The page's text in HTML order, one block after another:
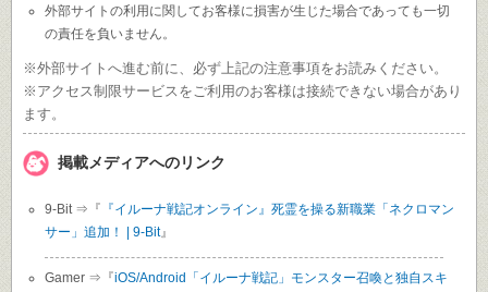
外部サイトの利用に関してお客様に損害が生じた場合であっても一切
の責任を負いません。
※外部サイトへ進む前に、必ず上記の注意事項をお読みください。
※アクセス制限サービスをご利用のお客様は接続できない場合があり
ます。
掲載メディアへのリンク
9-Bit ⇒『 『イルーナ戦記オンライン』死霊を操る新職業「ネクロマン
サー」追加！ | 9-Bit』
Gamer ⇒『iOS/Android「イルーナ戦記」モンスター召喚と独自スキ